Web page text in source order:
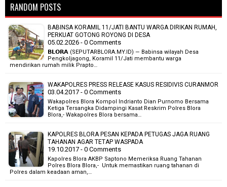
RANDOM POSTS
BABINSA KORAMIL 11/JATI BANTU WARGA DIRIKAN RUMAH,
PERKUAT GOTONG ROYONG DI DESA
05.02.2026 - 0 Comments
𝗕𝗟𝗢𝗥𝗔 (SEPUTARBLORA.MY.ID) — Babinsa wilayah Desa
Pengkoljagong, Koramil 11/Jati membantu warga
mendirikan rumah milik Prapto…
WAKAPOLRES PRESS RELEASE KASUS RESIDIVIS CURANMOR
03.04.2017 - 0 Comments
Wakapolres Blora Kompol Indrianto Dian Purnomo Bersama
Ketiga Tersangka Didampingi Kasat Reskrim Polres Blora
Blora,- Wakapolres Blora bersama…
KAPOLRES BLORA PESAN KEPADA PETUGAS JAGA RUANG
TAHANAN AGAR TETAP WASPADA
19.10.2017 - 0 Comments
Kapolres Blora AKBP Saptono Memeriksa Ruang Tahanan
Polres Blora Blora,- Untuk memastikan ruang tahanan di
Polres dalam keadaan aman,…